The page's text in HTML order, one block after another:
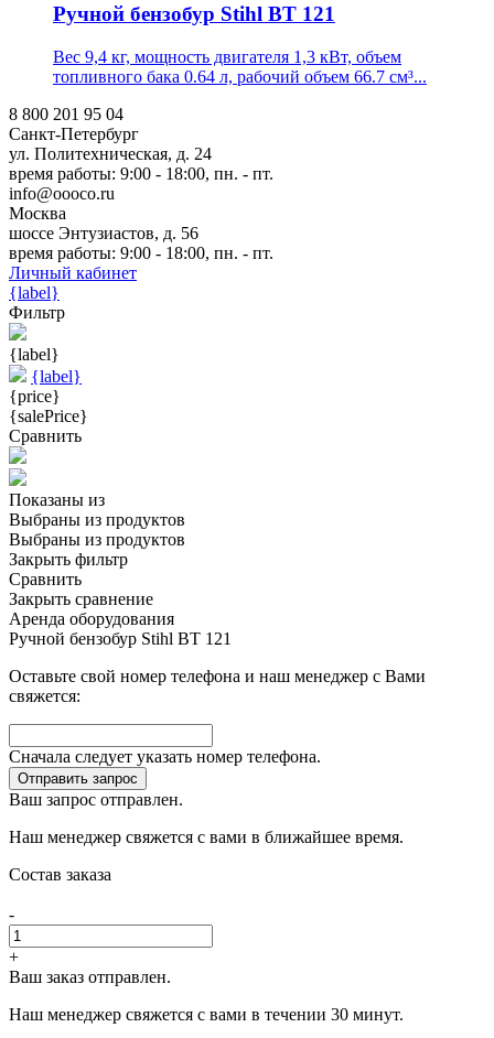
Ручной бензобур Stihl BT 121
Вес 9,4 кг, мощность двигателя 1,3 кВт, объем
топливного бака 0.64 л, рабочий объем 66.7 см³...
8 800 201 95 04
Санкт-Петербург
ул. Политехническая, д. 24
время работы: 9:00 - 18:00, пн. - пт.
info@oooco.ru
Москва
шоссе Энтузиастов, д. 56
время работы: 9:00 - 18:00, пн. - пт.
Личный кабинет
{label}
Фильтр
{label}
{label}
{price}
{salePrice}
Сравнить
Показаны из
Выбраны из продуктов
Выбраны из продуктов
Закрыть фильтр
Сравнить
Закрыть сравнение
Аренда оборудования
Ручной бензобур Stihl BT 121
Оставьте свой номер телефона и наш менеджер с Вами
свяжется:
Сначала следует указать номер телефона.
Отправить запрос
Ваш запрос отправлен.
Наш менеджер свяжется с вами в ближайшее время.
Состав заказа
-
+
Ваш заказ отправлен.
Наш менеджер свяжется с вами в течении 30 минут.